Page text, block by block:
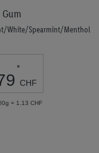
White/Spearmint/Menthol
*
CHF
= 1.13 CHF